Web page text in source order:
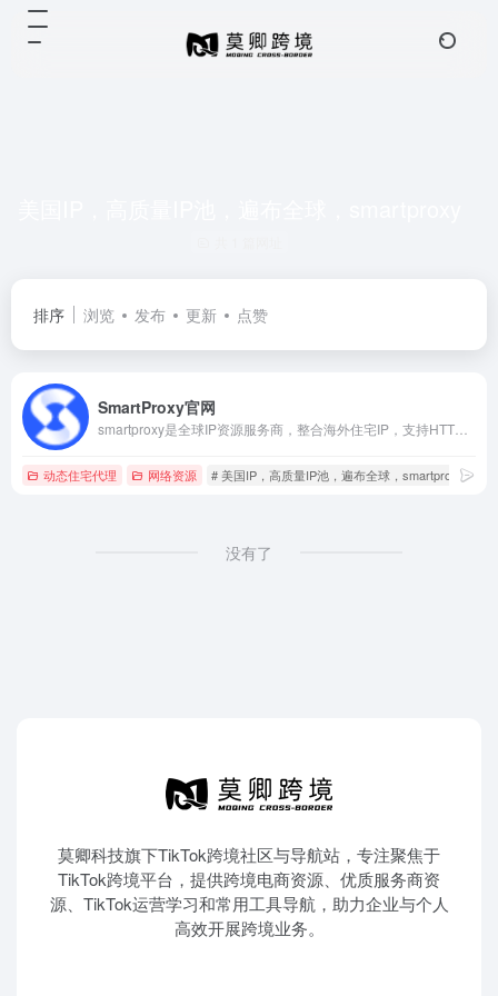
排序 浏览 发布 更新 点赞
SmartProxy官网
动态住宅代理 网络资源 # 美国IP，高质量IP池，遍布全球，smartproxy
没有了
莫卿科技旗下TikTok跨境社区与导航站，专注聚焦于
TikTok跨境平台，提供跨境电商资源、优质服务商资
源、TikTok运营学习和常用工具导航，助力企业与个人
高效开展跨境业务。